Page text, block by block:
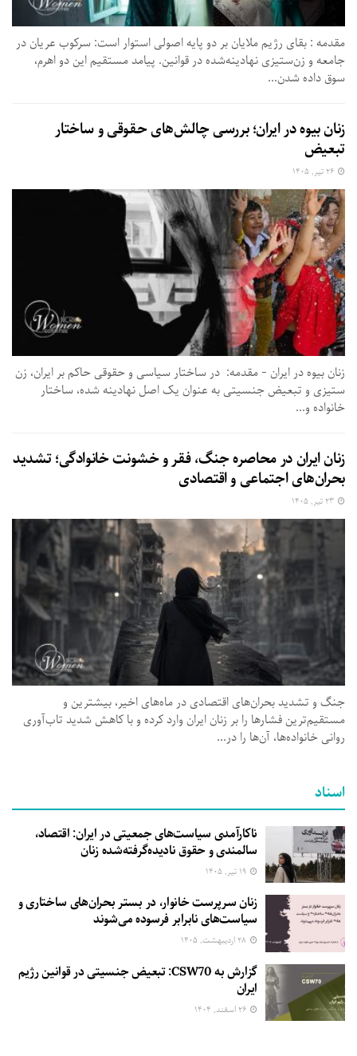
مقدمه : بقای رژیم ملایان بر دو پایه اصولی استوار است: سرکوب عریان در
جامعه و زن‌ستیزی نهادینه‌شده در قوانین. پیامد مستقیم این دو اهرم،
سوق داده شدن...
زنان بیوه در ایران؛ بررسی چالش‌های حقوقی و ساختار
تبعیض
زنان بیوه در ایران - مقدمه: در ساختار سیاسی و حقوقی حاکم بر ایران، زن
ستیزی و تبعیض جنسیتی به عنوان یک اصل نهادینه شده، ساختار
خانواده و...
زنان ایران در محاصره جنگ، فقر و خشونت خانوادگی؛ تشدید
بحران‌های اجتماعی و اقتصادی
جنگ و تشدید بحران‌های اقتصادی در ماه‌های اخیر، بیشترین و
مستقیم‌ترین فشارها را بر زنان ایران وارد کرده و با کاهش شدید تاب‌آوری
روانی خانواده‌ها، آن‌ها را در...
اسناد
ناکارآمدی سیاست‌های جمعیتی در ایران: اقتصاد،
سالمندی و حقوق نادیده‌گرفته‌شده زنان
زنان سرپرست خانوار، در بستر بحران‌های ساختاری و
سیاست‌های نابرابر فرسوده می‌شوند
گزارش به CSW70: تبعیض جنسیتی در قوانین رژیم
ایران